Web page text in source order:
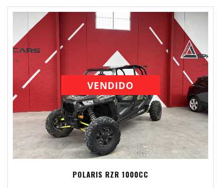
VENDIDO
POLARIS RZR 1000CC